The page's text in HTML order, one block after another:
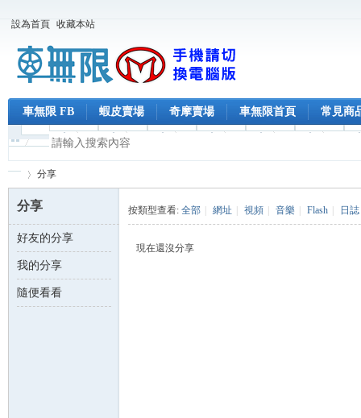
設為首頁 收藏本站
車無限 FB 蝦皮賣場 奇摩賣場 車無限首頁 常見商
車 ›
分享
分享
好友的分享
我的分享
隨便看看
按類型查看: 全部 網址 視頻 音樂 Flash 日誌
現在還沒分享